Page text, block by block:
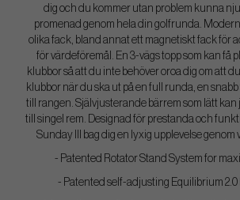
dig och du kommer utan problem kunna
promenad genom hela din golfrunda.
olika fack, bland annat ett magnetiskt fack för
för värdeföremål. En 3-vägs topp som kan få
klubbor så att du inte behöver oroa dig om att
klubbor när du ska ut på en full runda, en
till rangen. Självjusterande bärrem som lätt kan
till singel rem. Designad för prestanda och
Sunday III bag dig en lyxig upplevelse genom
- Patented Rotator Stand System for
- Patented self-adjusting Equilibrium 2.0